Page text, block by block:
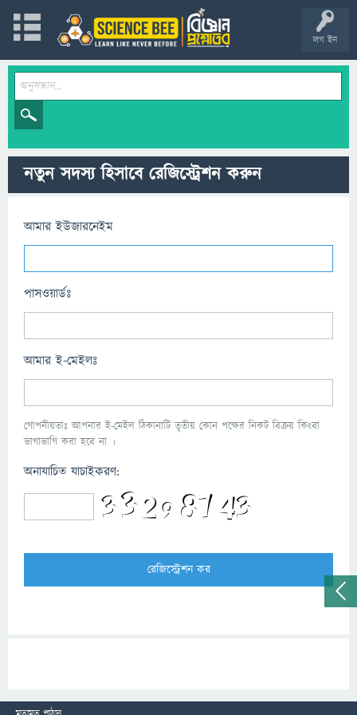
লগ ইন
নতুন সদস্য হিসাবে রেজিস্ট্রেশন করুন
আমার ইউজারনেইম
পাসওয়ার্ডঃ
আমার ই-মেইলঃ
গোপনীয়তাঃ আপনার ই-মেইল ঠিকানাটি তৃতীয় কোন পক্ষের নিকট বিক্রয় কিংবা
ভাগাভাগি করা হবে না ।
অনাযাচিত যাচাইকরণ: